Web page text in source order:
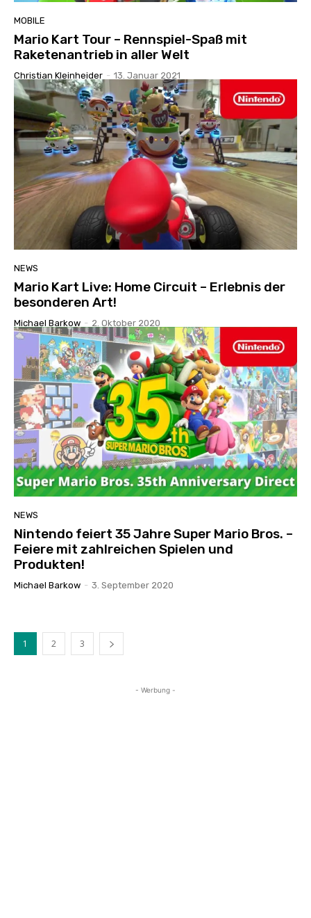
MOBILE
Mario Kart Tour – Rennspiel-Spaß mit
Raketenantrieb in aller Welt
Christian Kleinheider - 13. Januar 2021
NEWS
Mario Kart Live: Home Circuit – Erlebnis der
besonderen Art!
Michael Barkow - 2. Oktober 2020
NEWS
Nintendo feiert 35 Jahre Super Mario Bros. –
Feiere mit zahlreichen Spielen und
Produkten!
Michael Barkow - 3. September 2020
1 2 3
- Werbung -